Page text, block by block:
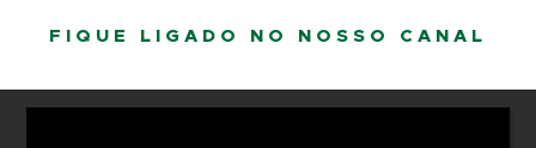
FIQUE LIGADO NO NOSSO CANAL